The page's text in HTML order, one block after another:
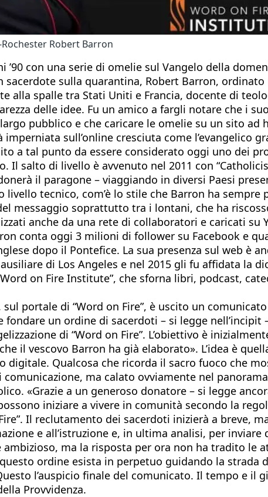
Robert Barron
’90 con una serie di omelie sul Vangelo della
sulla quarantina, Robert Barron,
alla spalle tra Stati Uniti e Francia, docente di
delle idee. Fu un amico a fargli notare che i
pubblico e che caricare le omelie su un sito ad
imperniata sull’online cresciuta come l’evangelico
a tal punto da essere considerato oggi uno dei
Il salto di livello è avvenuto nel 2011 con
il paragone – viaggiando in diversi Paesi
livello tecnico, com’è lo stile che Barron ha
messaggio soprattutto tra i lontani, che ha
anche da una rete di collaboratori e caricati
conta oggi 3 milioni di follower su Facebook e
dopo il Pontefice. La sua presenza sul web è
di Los Angeles e nel 2015 gli fu affidata la
on Fire Institute”, che sforna libri, podcast,
portale di “Word on Fire”, è uscito un
un ordine di sacerdoti – si legge
di “Word on Fire”. L’obiettivo è
il vescovo Barron ha già elaborato». L’idea è
digitale. Qualcosa che ricorda il sacro fuoco che
ma calato ovviamente nel
«Grazie a un generoso donatore – si legge
iniziare a vivere in comunità secondo la
Il reclutamento dei sacerdoti inizierà a breve,
e all’istruzione e, in ultima analisi, per
ambizioso, ma la risposta per ora non ha tradito
ordine esista in perpetuo guidando la strada
l’auspicio finale del comunicato. Il tempo e il
Provvidenza.